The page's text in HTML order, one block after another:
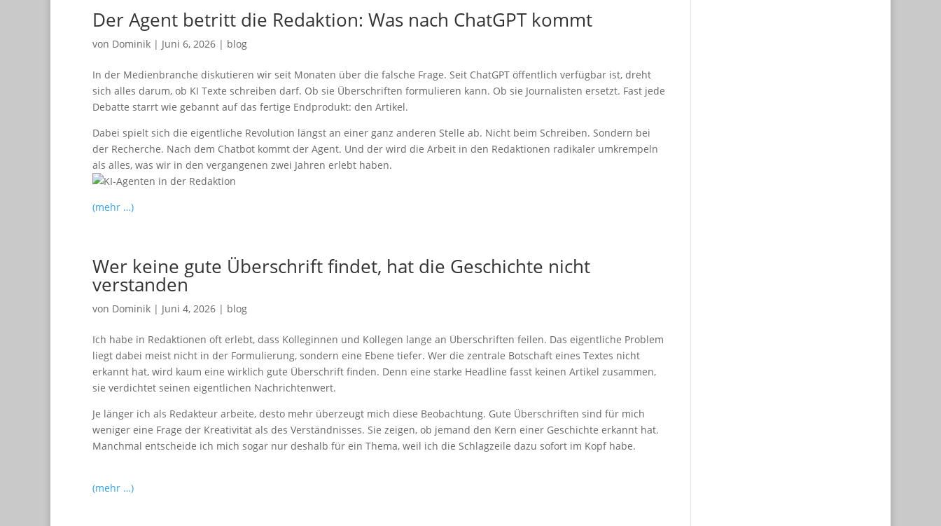
Der Agent betritt die Redaktion: Was nach ChatGPT kommt
von Dominik | Juni 6, 2026 | blog
In der Medienbranche diskutieren wir seit Monaten über die falsche Frage. Seit ChatGPT öffentlich verfügbar ist, dreht
sich alles darum, ob KI Texte schreiben darf. Ob sie Überschriften formulieren kann. Ob sie Journalisten ersetzt. Fast jede
Debatte starrt wie gebannt auf das fertige Endprodukt: den Artikel.
Dabei spielt sich die eigentliche Revolution längst an einer ganz anderen Stelle ab. Nicht beim Schreiben. Sondern bei
der Recherche. Nach dem Chatbot kommt der Agent. Und der wird die Arbeit in den Redaktionen radikaler umkrempeln
als alles, was wir in den vergangenen zwei Jahren erlebt haben.
(mehr …)
Wer keine gute Überschrift findet, hat die Geschichte nicht
verstanden
von Dominik | Juni 4, 2026 | blog
Ich habe in Redaktionen oft erlebt, dass Kolleginnen und Kollegen lange an Überschriften feilen. Das eigentliche Problem
liegt dabei meist nicht in der Formulierung, sondern eine Ebene tiefer. Wer die zentrale Botschaft eines Textes nicht
erkannt hat, wird kaum eine wirklich gute Überschrift finden. Denn eine starke Headline fasst keinen Artikel zusammen,
sie verdichtet seinen eigentlichen Nachrichtenwert.
Je länger ich als Redakteur arbeite, desto mehr überzeugt mich diese Beobachtung. Gute Überschriften sind für mich
weniger eine Frage der Kreativität als des Verständnisses. Sie zeigen, ob jemand den Kern einer Geschichte erkannt hat.
Manchmal entscheide ich mich sogar nur deshalb für ein Thema, weil ich die Schlagzeile dazu sofort im Kopf habe.
(mehr …)